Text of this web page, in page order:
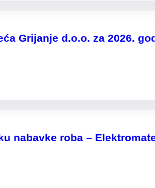
Grijanje d.o.o. za 2026.
nabavke roba –